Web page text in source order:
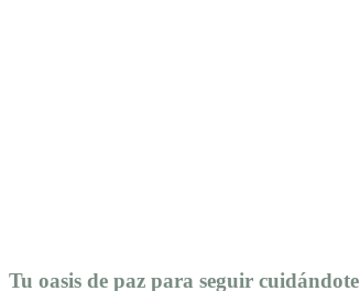
Tu oasis de paz para seguir cuidándote